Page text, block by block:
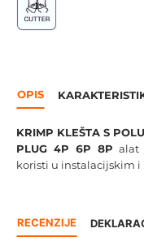
OPIS
KRIMP KLEŠTA S
PLUG 4P 6P 8P alat
koristi u instalacijskim
RECENZIJE